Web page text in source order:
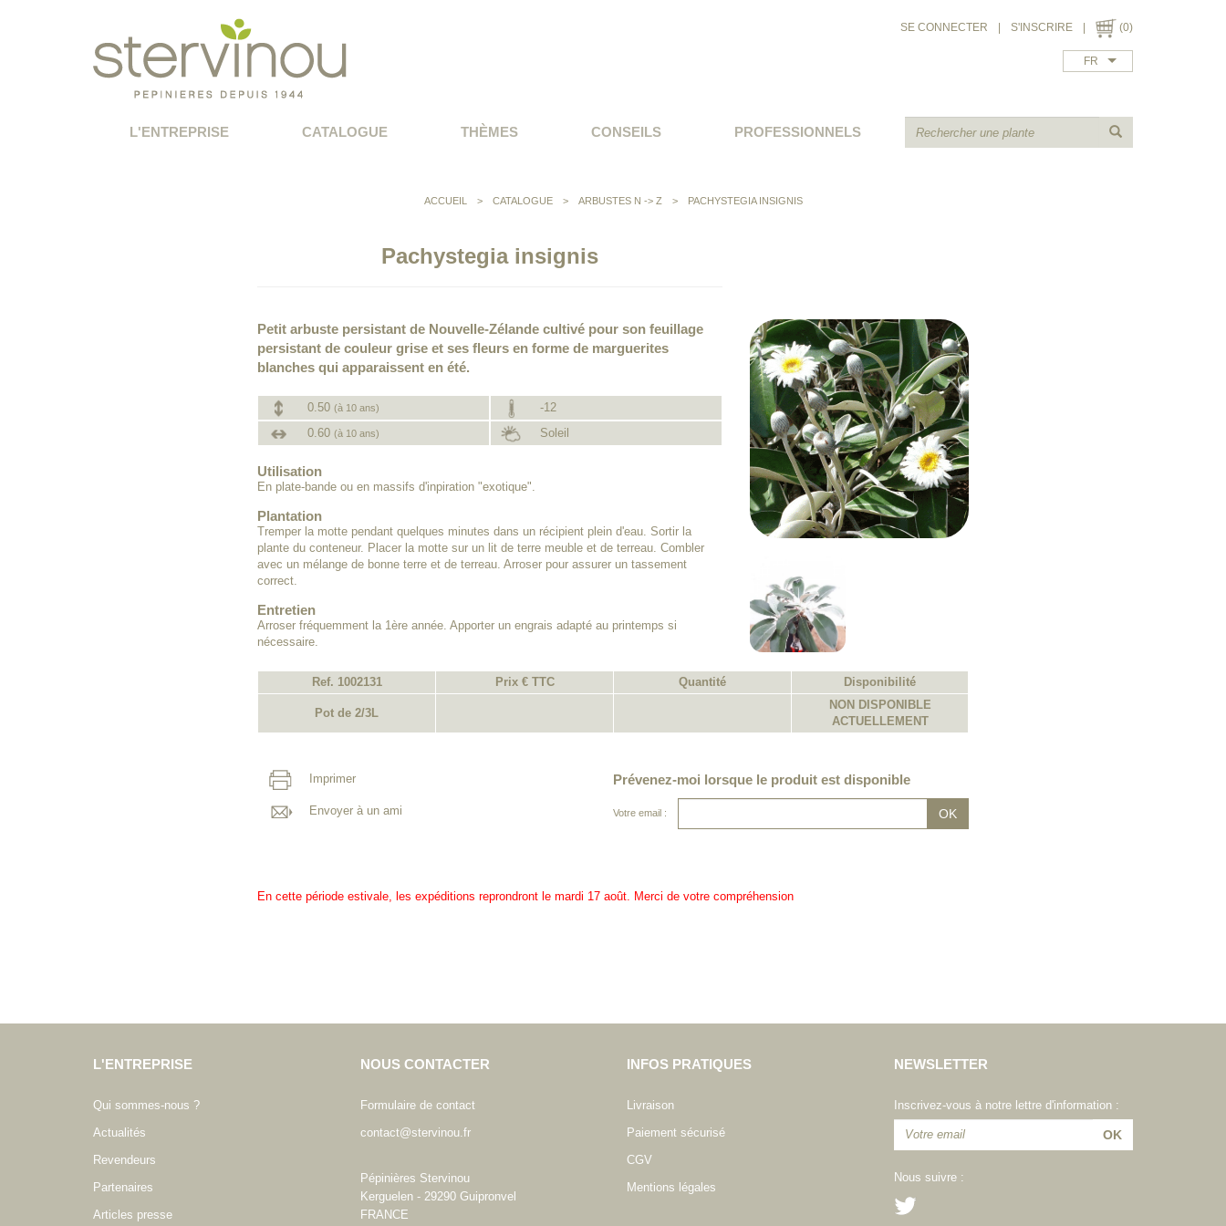
SE CONNECTER S'INSCRIRE (0)
FR
L'ENTREPRISE CATALOGUE THÈMES CONSEILS PROFESSIONNELS
ACCUEIL > CATALOGUE > ARBUSTES N -> Z > PACHYSTEGIA INSIGNIS
Pachystegia insignis
Petit arbuste persistant de Nouvelle-Zélande cultivé pour son feuillage
persistant de couleur grise et ses fleurs en forme de marguerites
blanches qui apparaissent en été.
0.50 (à 10 ans)
-12
0.60 (à 10 ans) Soleil
Utilisation
En plate-bande ou en massifs d'inpiration "exotique".
Plantation
Tremper la motte pendant quelques minutes dans un récipient plein d'eau. Sortir la
plante du conteneur. Placer la motte sur un lit de terre meuble et de terreau. Combler
avec un mélange de bonne terre et de terreau. Arroser pour assurer un tassement
correct.
Entretien
Arroser fréquemment la 1ère année. Apporter un engrais adapté au printemps si
nécessaire.
Ref. 1002131 Prix € TTC Quantité Disponibilité
Pot de 2/3L
NON DISPONIBLE
ACTUELLEMENT
Imprimer
Envoyer à un ami
Prévenez-moi lorsque le produit est disponible
Votre email :
En cette période estivale, les expéditions reprondront le mardi 17 août. Merci de votre compréhension
L'ENTREPRISE
Qui sommes-nous ?
Actualités
Revendeurs
Partenaires
Articles presse
NOUS CONTACTER
Formulaire de contact
contact@stervinou.fr
Pépinières Stervinou
Kerguelen - 29290 Guipronvel
FRANCE
INFOS PRATIQUES
Livraison
Paiement sécurisé
CGV
Mentions légales
NEWSLETTER
Inscrivez-vous à notre lettre d'information :
Nous suivre :